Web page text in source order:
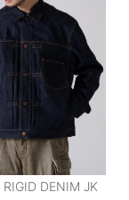
RIGID DENIM JK